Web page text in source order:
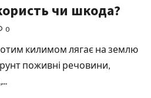
чи шкода?
0
килимом лягає на землю
поживні речовини,